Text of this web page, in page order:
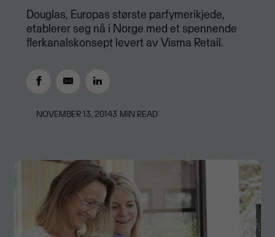
​Douglas, Europas største parfymerikjede,
etablerer seg nå i Norge med et spennende
flerkanalskonsept levert av Visma Retail.
NOVEMBER 13, 20143 MIN READ